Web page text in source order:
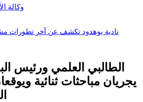
وكالة
الطالبي العلمي ورئيس
يجريان مباحثات ثنائية